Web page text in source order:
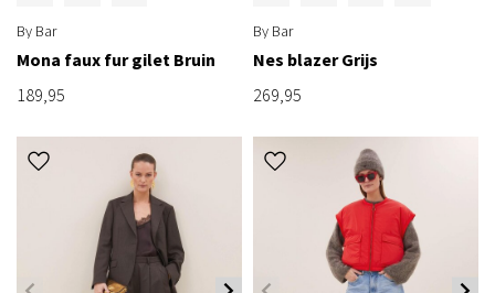
By Bar
Mona faux fur gilet Bruin
189,95
By Bar
Nes blazer Grijs
269,95